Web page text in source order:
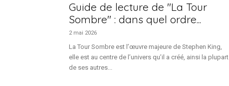
Guide de lecture de "La Tour
Sombre" : dans quel ordre...
2 mai 2026
La Tour Sombre est l’œuvre majeure de Stephen King,
elle est au centre de l’univers qu’il a créé, ainsi la plupart
de ses autres...